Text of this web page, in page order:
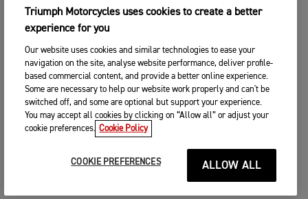
Triumph Motorcycles uses cookies to create a better
experience for you
Our website uses cookies and similar technologies to ease your
navigation on the site, analyse website performance, deliver profile-
based commercial content, and provide a better online experience.
Some are necessary to help our website work properly and can't be
switched off, and some are optional but support your experience.
You may accept all cookies by clicking on “Allow all” or adjust your
cookie preferences. Cookie Policy
COOKIE PREFERENCES ALLOW ALL